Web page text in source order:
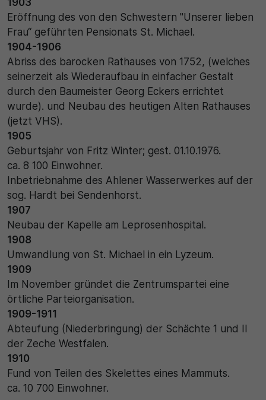
Eröffnung des von den Schwestern "Unserer lieben
Frau“ geführten Pensionats St. Michael.
1904-1906
Abriss des barocken Rathauses von 1752, (welches
seinerzeit als Wiederaufbau in einfacher Gestalt
durch den Baumeister Georg Eckers errichtet
wurde). und Neubau des heutigen Alten Rathauses
(jetzt VHS).
1905
Geburtsjahr von Fritz Winter; gest. 01.10.1976.
ca. 8 100 Einwohner.
Inbetriebnahme des Ahlener Wasserwerkes auf der
sog. Hardt bei Sendenhorst.
1907
Neubau der Kapelle am Leprosenhospital.
1908
Umwandlung von St. Michael in ein Lyzeum.
1909
Im November gründet die Zentrumspartei eine
örtliche Parteiorganisation.
1909-1911
Abteufung (Niederbringung) der Schächte 1 und II
der Zeche Westfalen.
1910
Fund von Teilen des Skelettes eines Mammuts.
ca. 10 700 Einwohner.